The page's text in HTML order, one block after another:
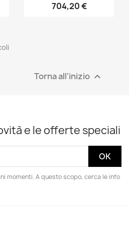
704,20 €
Torna all'inizio 
e le offerte speciali
momenti. A questo scopo, cerca le info